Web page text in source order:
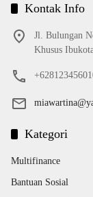
Kontak Info
Jl. Bulungan
Khusus
Kategori
Multifinance
Bantuan Sosial